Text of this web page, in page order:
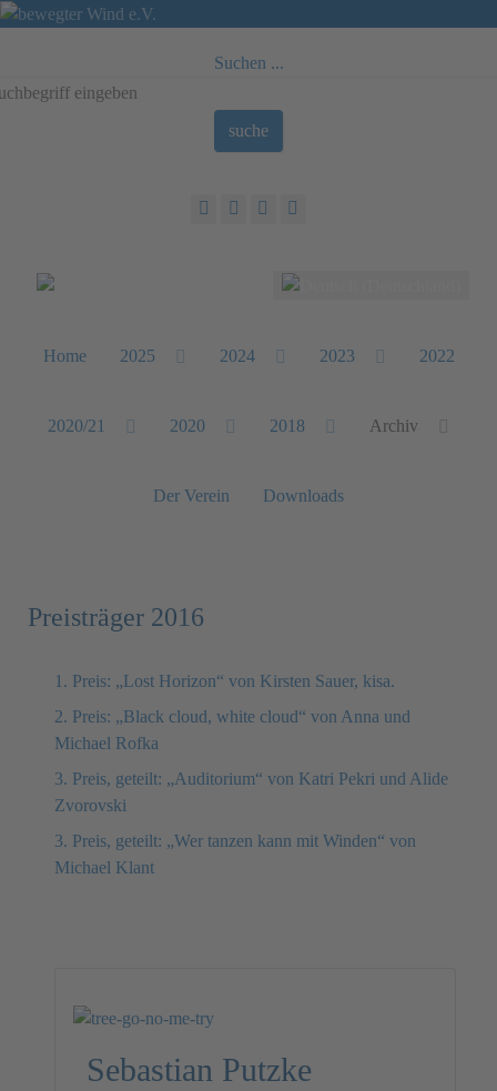
Suchen ...
suche
Sprache auswählen
Home 2025 2024 2023 2022
2020/21 2020 2018 Archiv
Der Verein Downloads
Preisträger 2016
1. Preis: „Lost Horizon“ von Kirsten Sauer, kisa.
2. Preis: „Black cloud, white cloud“ von Anna und
Michael Rofka
3. Preis, geteilt: „Auditorium“ von Katri Pekri und Alide
Zvorovski
3. Preis, geteilt: „Wer tanzen kann mit Winden“ von
Michael Klant
Sebastian Putzke